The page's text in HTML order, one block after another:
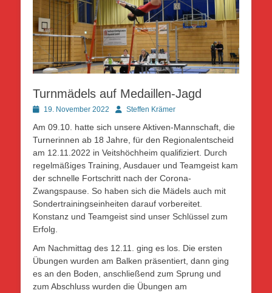
Turnmädels auf Medaillen-Jagd
Posted19. November 2022 AutorSteffen Krämer
Am 09.10. hatte sich unsere Aktiven-Mannschaft, die
Turnerinnen ab 18 Jahre, für den Regionalentscheid
am 12.11.2022 in Veitshöchheim qualifiziert. Durch
regelmäßiges Training, Ausdauer und Teamgeist kam
der schnelle Fortschritt nach der Corona-
Zwangspause. So haben sich die Mädels auch mit
Sondertrainingseinheiten darauf vorbereitet.
Konstanz und Teamgeist sind unser Schlüssel zum
Erfolg.
Am Nachmittag des 12.11. ging es los. Die ersten
Übungen wurden am Balken präsentiert, dann ging
es an den Boden, anschließend zum Sprung und
zum Abschluss wurden die Übungen am